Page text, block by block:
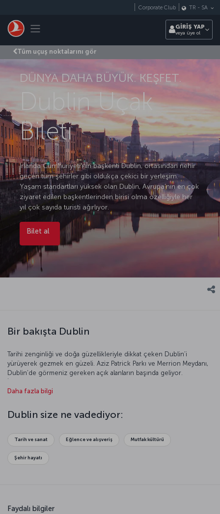
Toggle navigation
Corporate Club TR - SA
GİRİŞ YAP
veya üye ol
Tüm uçuş noktalarını gör
DÜNYA DAHA BÜYÜK. KEŞFET.
Dublin Uçak
Bileti
İrlanda Cumhuriyeti’nin başkenti Dublin, ortasından nehir
geçen tüm şehirler gibi oldukça çekici bir yerleşim.
Yaşam standartları yüksek olan Dublin, Avrupa’nın en çok
ziyaret edilen başkentlerinden birisi olma özelliğiyle her
yıl çok sayıda turisti ağırlıyor.
Bilet al
Bir bakışta Dublin
Tarihi zenginliği ve doğa güzellikleriyle dikkat çeken Dublin’i
yürüyerek gezmek en güzeli. Aziz Patrick Parkı ve Merrion Meydanı,
Dublin’de görmeniz gereken açık alanların başında geliyor.
Kütüphane’ye zaman ayırırsanız muhteşem ana salonu ve tarihi el
size göre. İrlanda Ulusal Arkeoloji Müzesi, Ulusal Galeri, Yazarlar
Müzesi, Jeanie Johnston Gemisi ve daha pek çok müze kentin
Grafton Caddesi sizleri bekliyor. Burada yerel lezzetleri keşfedebilir,
izleyebilirsiniz.
Daha fazla bilgi
Dublin size ne vadediyor:
Tarih ve sanat Eğlence ve alışveriş Mutfak kültürü
Şehir hayatı
Faydalı bilgiler